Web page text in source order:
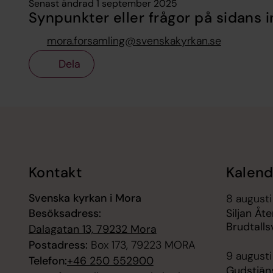
Senast ändrad 1 september 2025
Synpunkter eller frågor på sidans
mora.forsamling@svenskakyrkan.se
Dela
Kontakt
Svenska kyrkan i Mora
Besöksadress:
Dalagatan 13, 79232 Mora
Postadress: Box 173, 79223 MORA
Telefon:+46 250 552900
8
Siljan
9 augusti